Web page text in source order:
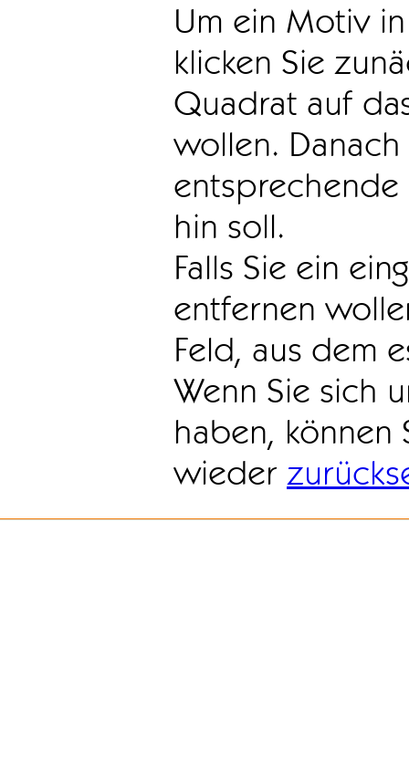
Um ein Motiv
klicken Sie
Quadrat auf
wollen.
hin soll.
Falls Sie ein
entfernen
Feld, aus dem
Wenn Sie sich
haben, können
wieder